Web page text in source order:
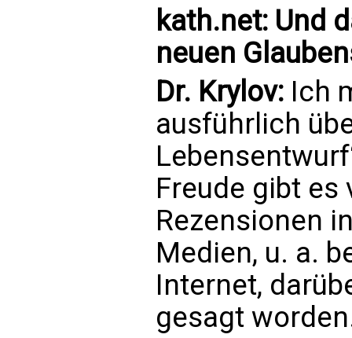
kath.net: Und
neuen
Dr. Krylov: Ich
ausführlich
Freude gibt es
Rezensionen
Medien, u. a.
Internet,
gesagt